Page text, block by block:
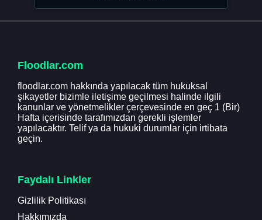
Floodlar.com
floodlar.com hakkında yapılacak tüm hukuksal
şikayetler bizimle iletişime geçilmesi halinde ilgili
kanunlar ve yönetmelikler çerçevesinde en geç 1 (Bir)
Hafta içerisinde tarafımızdan gerekli işlemler
yapılacaktır. Telif ya da hukuki durumlar için irtibata
geçin.
Faydalı Linkler
Gizlilik Politikası
Hakkımızda